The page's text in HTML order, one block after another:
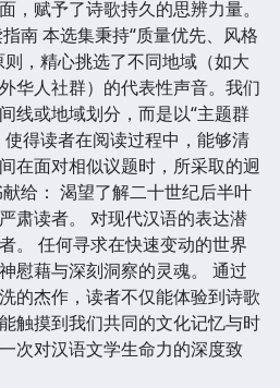
，赋予了诗歌持久的思辨力量。
南 本选集秉持“质量优先、风格
，精心挑选了不同地域（如大
华人社群）的代表性声音。我们
线或地域划分，而是以“主题群
得读者在阅读过程中，能够清
在面对相似议题时，所采取的迥
给： 渴望了解二十世纪后半叶
肃读者。 对现代汉语的表达潜
。 任何寻求在快速变动的世界
慰藉与深刻洞察的灵魂。 通过
的杰作，读者不仅能体验到诗歌
触摸到我们共同的文化记忆与时
次对汉语文学生命力的深度致